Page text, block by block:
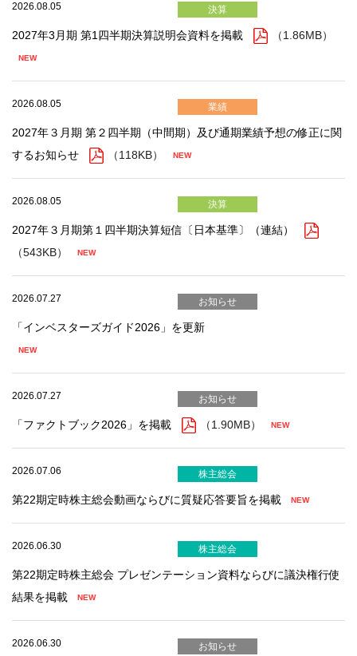
2026.08.05 決算
2027年3月期 第1四半期決算説明会資料を掲載 （1.86MB）
2026.08.05 業績
2027年３月期 第２四半期（中間期）及び通期業績予想の修正に関
するお知らせ
（118KB）
2026.08.05 決算
2027年３月期第１四半期決算短信〔日本基準〕（連結）
（543KB）
2026.07.27 お知らせ
2026.07.27 お知らせ
「ファクトブック2026」を掲載 （1.90MB）
2026.07.06 株主総会
第22期定時株主総会動画ならびに質疑応答要旨を掲載
2026.06.30 株主総会
第22期定時株主総会 プレゼンテーション資料ならびに議決権行使
結果を掲載
2026.06.30 お知らせ